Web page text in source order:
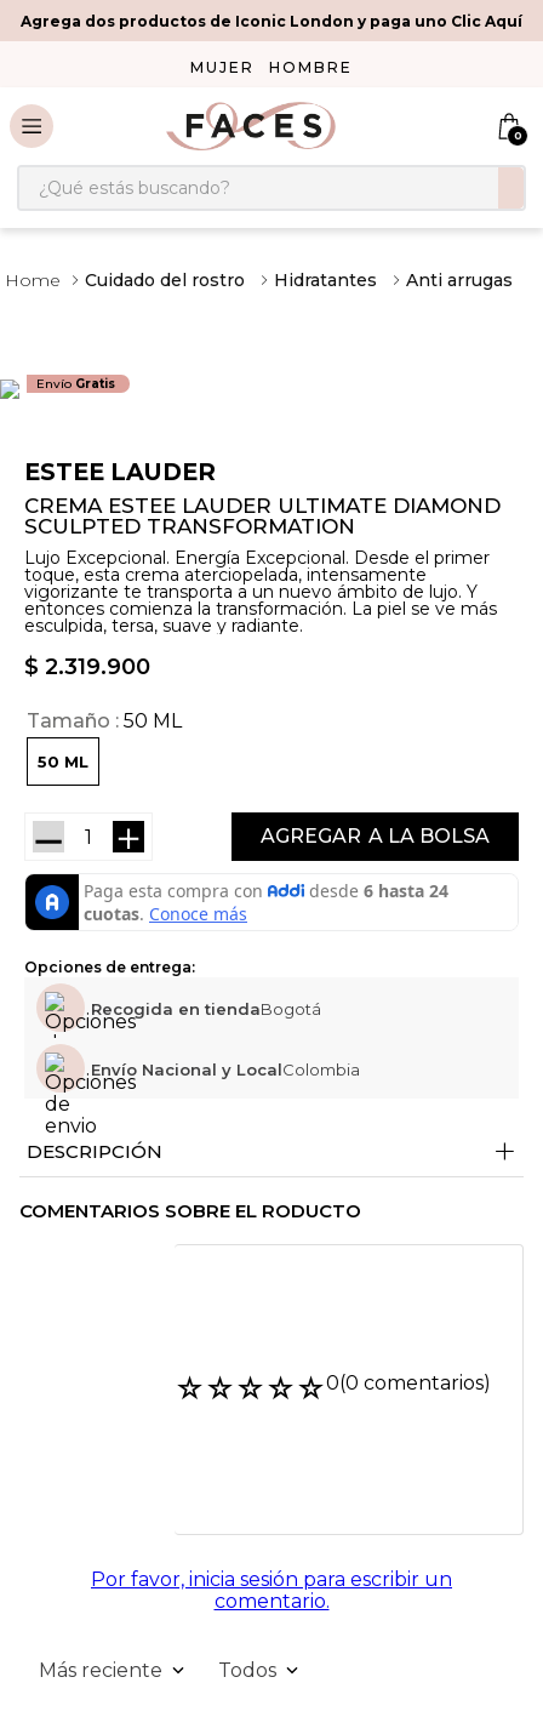
Agrega dos productos de Iconic London y paga uno Clic Aquí
MUJER HOMBRE
0
¿Qué estás buscando?
Cuidado del rostro Hidratantes Anti arrugas
Envío Gratis
ESTEE LAUDER
CREMA ESTEE LAUDER ULTIMATE DIAMOND
SCULPTED TRANSFORMATION
Lujo Excepcional. Energía Excepcional. Desde el primer
toque, esta crema aterciopelada, intensamente
vigorizante te transporta a un nuevo ámbito de lujo. Y
entonces comienza la transformación. La piel se ve más
esculpida, tersa, suave y radiante.
$ 2.319.900
Tamaño 50 ML
50 ML
＋
－ AGREGAR
Opciones de entrega:
Recogida en tiendaBogotá
Envío Nacional y LocalColombia
DESCRIPCIÓN +
COMENTARIOS SOBRE EL RODUCTO
☆☆☆☆☆0(0 comentarios)
Por favor, inicia sesión para escribir un
comentario.
Más reciente Todos